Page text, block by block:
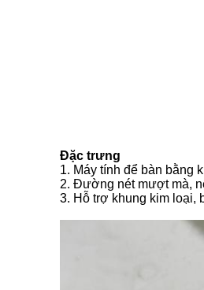
Đặc trưng
1. Máy tính để bàn bằng
2. Đường nét mượt mà,
3. Hỗ trợ khung kim loại,